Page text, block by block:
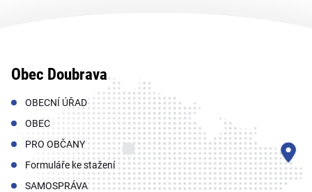
Obec Doubrava
OBECNÍ ÚŘAD
OBEC
PRO OBČANY
Formuláře ke stažení
SAMOSPRÁVA